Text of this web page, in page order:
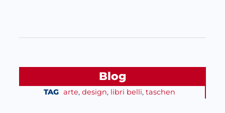
Blog
TAG arte, design, libri belli, taschen